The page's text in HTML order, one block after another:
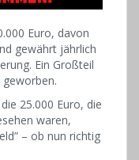
Euro, davon
gewährt jährlich
Ein Großteil
25.000 Euro, die
waren,
– ob nun richtig